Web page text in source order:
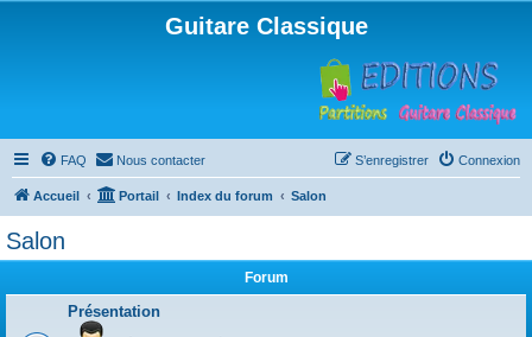
Guitare Classique
FAQ Nous contacter Connexion
S’enregistrer
Accueil Portail Index du forum Salon
Salon
Forum
Présentation